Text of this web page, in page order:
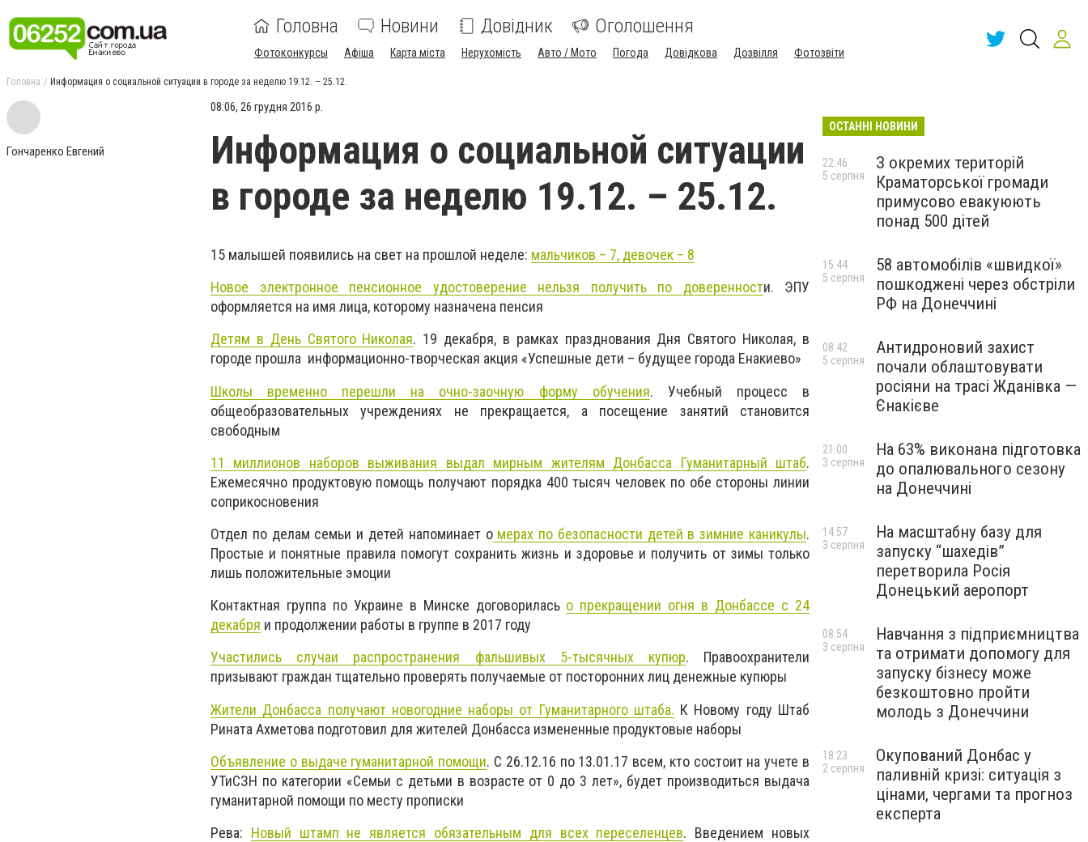
Головна Новини Довідник Оголошення
Фотоконкурсы Афіша Карта міста Нерухомість Авто / Мото Погода Довідкова Дозвілля Фотозвіти
Головна Информация о социальной ситуации в городе за неделю 19.12. – 25.12.
Гончаренко Евгений
08:06, 26 грудня 2016 р.
Информация о социальной ситуации
в городе за неделю 19.12. – 25.12.
15 малышей появились на свет на прошлой неделе: мальчиков – 7, девочек – 8
Новое электронное пенсионное удостоверение нельзя получить по доверенности. ЭПУ
оформляется на имя лица, которому назначена пенсия
Детям в День Святого Николая. 19 декабря, в рамках празднования Дня Святого Николая, в
городе прошла информационно-творческая акция «Успешные дети – будущее города Енакиево»
Школы временно перешли на очно-заочную форму обучения. Учебный процесс в
общеобразовательных учреждениях не прекращается, а посещение занятий становится
свободным
11 миллионов наборов выживания выдал мирным жителям Донбасса Гуманитарный штаб.
Ежемесячно продуктовую помощь получают порядка 400 тысяч человек по обе стороны линии
соприкосновения
Отдел по делам семьи и детей напоминает омерах по безопасности детей в зимние каникулы.
Простые и понятные правила помогут сохранить жизнь и здоровье и получить от зимы только
лишь положительные эмоции
Контактная группа по Украине в Минске договорилась о прекращении огня в Донбассе с 24
декабря и продолжении работы в группе в 2017 году
Участились случаи распространения фальшивых 5-тысячных купюр. Правоохранители
призывают граждан тщательно проверять получаемые от посторонних лиц денежные купюры
Жители Донбасса получают новогодние наборы от Гуманитарного штаба. К Новому году Штаб
Рината Ахметова подготовил для жителей Донбасса измененные продуктовые наборы
Объявление о выдаче гуманитарной помощи. С 26.12.16 по 13.01.17 всем, кто состоит на учете в
УТиСЗН по категории «Семьи с детьми в возрасте от 0 до 3 лет», будет производиться выдача
гуманитарной помощи по месту прописки
Рева: Новый штамп не является обязательным для всех переселенцев. Введением новых
ОСТАННІ НОВИНИ
З окремих територій
Краматорської громади
примусово евакуюють
понад 500 дітей
22:46
5 серпня
58 автомобілів «швидкої»
пошкоджені через обстріли
РФ на Донеччині
15:44
5 серпня
Антидроновий захист
почали облаштовувати
росіяни на трасі Жданівка —
Єнакієве
08:42
5 серпня
На 63% виконана підготовка
до опалювального сезону
на Донеччині
21:00
3 серпня
На масштабну базу для
запуску “шахедів”
перетворила Росія
Донецький аеропорт
14:57
3 серпня
Навчання з підприємництва
та отримати допомогу для
запуску бізнесу може
безкоштовно пройти
молодь з Донеччини
08:54
3 серпня
Окупований Донбас у
паливній кризі: ситуація з
цінами, чергами та прогноз
експерта
18:23
2 серпня